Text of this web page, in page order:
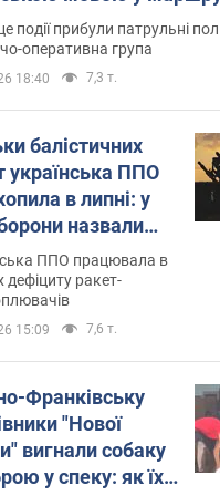
склала
події прибули патрульні
оперативна група
18:40 7,3 т.
балістичних
українська ППО
в липні: у
назвали
ППО працювала в
дефіциту ракет-
15:09 7,6 т.
Франківську
"Нової
вигнали собаку
у спеку: як їх